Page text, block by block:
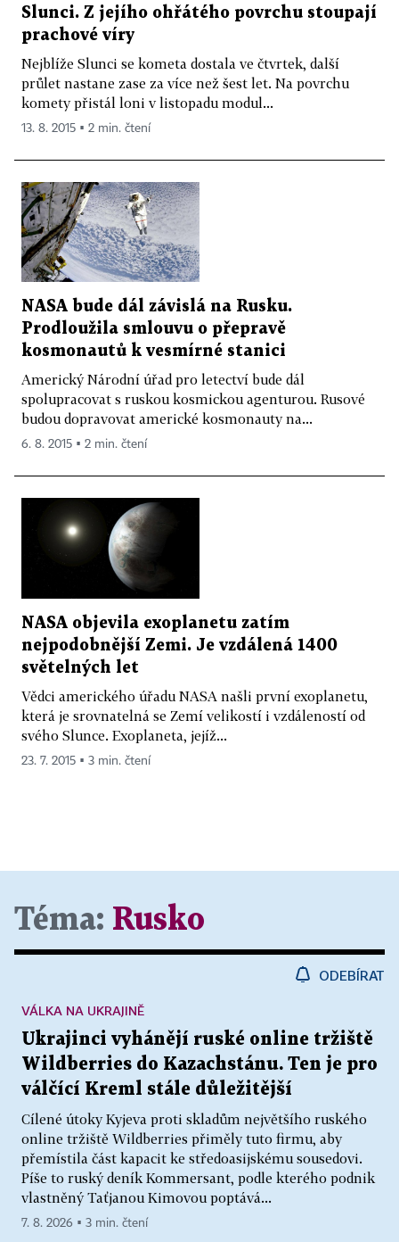
Slunci. Z jejího ohřátého povrchu stoupají
prachové víry
Nejblíže Slunci se kometa dostala ve čtvrtek, další
průlet nastane zase za více než šest let. Na povrchu
komety přistál loni v listopadu modul...
13. 8. 2015 ▪ 2 min. čtení
NASA bude dál závislá na Rusku.
Prodloužila smlouvu o přepravě
kosmonautů k vesmírné stanici
Americký Národní úřad pro letectví bude dál
spolupracovat s ruskou kosmickou agenturou. Rusové
budou dopravovat americké kosmonauty na...
6. 8. 2015 ▪ 2 min. čtení
NASA objevila exoplanetu zatím
nejpodobnější Zemi. Je vzdálená 1400
světelných let
Vědci amerického úřadu NASA našli první exoplanetu,
která je srovnatelná se Zemí velikostí i vzdáleností od
svého Slunce. Exoplaneta, jejíž...
23. 7. 2015 ▪ 3 min. čtení
Téma: Rusko
ODEBÍRAT
Ukrajinci vyhánějí ruské online tržiště
Wildberries do Kazachstánu. Ten je pro
válčící Kreml stále důležitější
Cílené útoky Kyjeva proti skladům největšího ruského
online tržiště Wildberries přiměly tuto firmu, aby
přemístila část kapacit ke středoasijskému sousedovi.
Píše to ruský deník Kommersant, podle kterého podnik
vlastněný Taťjanou Kimovou poptává...
VÁLKA NA UKRAJINĚ
7. 8. 2026 ▪ 3 min. čtení